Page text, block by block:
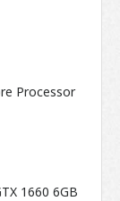
Processor
1660 6GB